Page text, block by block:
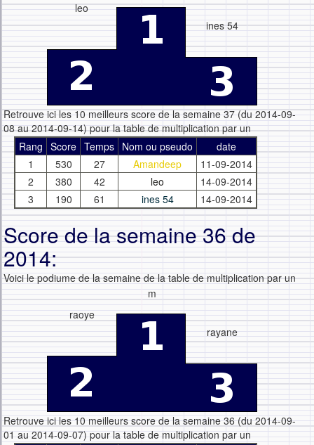
leo
ines 54
Retrouve ici les 10 meilleurs score de la semaine 37 (du 2014-09-
08 au 2014-09-14) pour la table de multiplication par un
Rang Score Temps Nom ou pseudo
date
1
530 27 Amandeep
11-09-2014
2
380 42 leo
14-09-2014
3
190 61 ines 54 14-09-2014
Score de la semaine 36 de
2014:
Voici le podiume de la semaine de la table de multiplication par un
raoye
m
rayane
Retrouve ici les 10 meilleurs score de la semaine 36 (du 2014-09-
01 au 2014-09-07) pour la table de multiplication par un